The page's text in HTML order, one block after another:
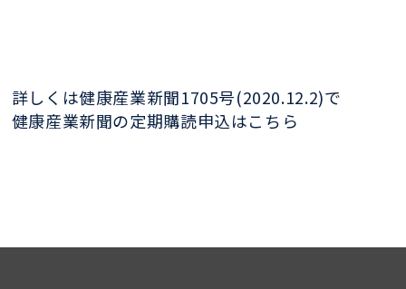
詳しくは健康産業新聞1705号(2020.12.2)で
健康産業新聞の定期購読申込はこちら